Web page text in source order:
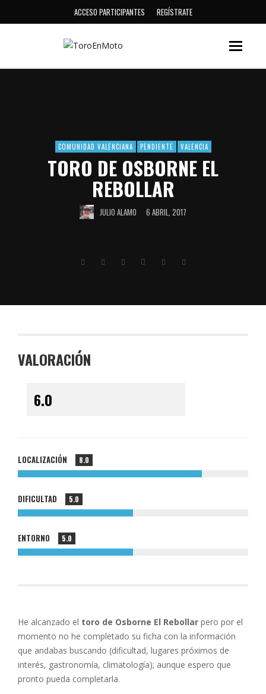
ACCESO PARTICIPANTES REGÍSTRATE
COMUNIDAD VALENCIANA PENDIENTE VALENCIA
TORO DE OSBORNE EL
REBOLLAR
JULIO ALAMO 6 ABRIL, 2017
VALORACIÓN
LOCALIZACIÓN 8.0
DIFICULTAD 5.0
ENTORNO 5.0
He alcanzado el toro de Osborne El Rebollar pero por el
momento no he completado su ficha con la información
que andabas buscando (dificultad, lugares próximos de
interés, gastronomía, climatología); aunque espero que
pronto pueda completarla.